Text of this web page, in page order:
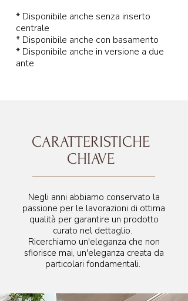
* Disponibile anche senza inserto
centrale
* Disponibile anche con basamento
* Disponibile anche in versione a due
ante
CARATTERISTICHE
CHIAVE
Negli anni abbiamo conservato la
passione per le lavorazioni di ottima
qualità per garantire un prodotto
curato nel dettaglio.
Ricerchiamo un'eleganza che non
sfiorisce mai, un'eleganza creata da
particolari fondamentali.